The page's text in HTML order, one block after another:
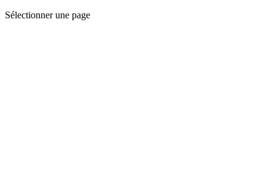
Sélectionner une page